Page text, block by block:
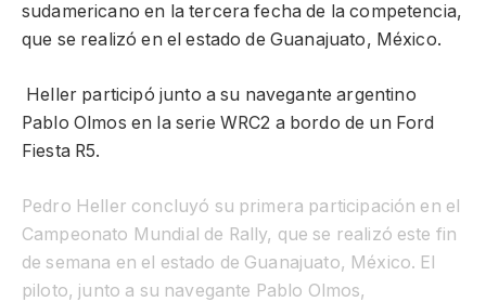
sudamericano en la tercera fecha de la competencia,
que se realizó en el estado de Guanajuato, México.
Heller participó junto a su navegante argentino
Pablo Olmos en la serie WRC2 a bordo de un Ford
Fiesta R5.
Pedro Heller concluyó su primera participación en el
Campeonato Mundial de Rally, que se realizó este fin
de semana en el estado de Guanajuato, México. El
piloto, junto a su navegante Pablo Olmos,